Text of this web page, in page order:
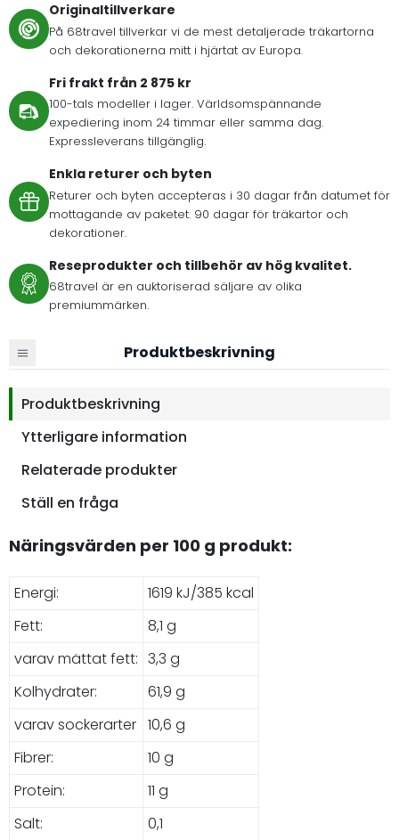
Originaltillverkare
På 68travel tillverkar vi de mest detaljerade träkartorna
och dekorationerna mitt i hjärtat av Europa.
Fri frakt från 2 875 kr
100-tals modeller i lager. Världsomspännande
expediering inom 24 timmar eller samma dag.
Expressleverans tillgänglig.
Enkla returer och byten
Returer och byten accepteras i 30 dagar från datumet för
mottagande av paketet. 90 dagar för träkartor och
dekorationer.
Reseprodukter och tillbehör av hög kvalitet.
68travel är en auktoriserad säljare av olika
premiummärken.
Produktbeskrivning
Produktbeskrivning
Ytterligare information
Relaterade produkter
Ställ en fråga
Näringsvärden per 100 g produkt:
Energi:
1619 kJ/385 kcal
Fett:
8,1 g
varav mättat fett: 3,3 g
Kolhydrater:
61,9 g
varav sockerarter 10,6 g
Fibrer:
10 g
Protein:
11 g
Salt:
0,1